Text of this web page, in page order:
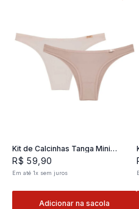
Kit de Calcinhas Tanga Mini
Classic 02- 2 und
R$ 59 90
Em até1x sem juros
Adicionar na sacola